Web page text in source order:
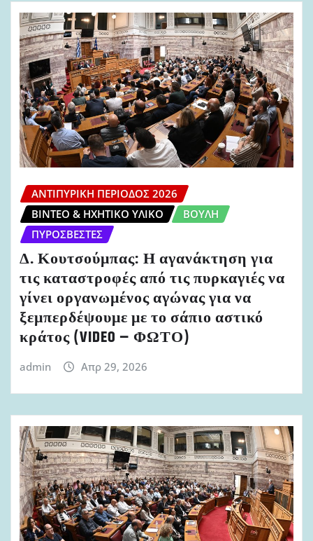
ΑΝΤΙΠΥΡΙΚΉ ΠΕΡΊΟΔΟΣ 2026
ΒΊΝΤΕΟ & ΗΧΗΤΙΚΌ ΥΛΙΚΌ
ΒΟΥΛΉ
ΠΥΡΟΣΒΈΣΤΕΣ
Δ. Κουτσούμπας: Η αγανάκτηση για
τις καταστροφές από τις πυρκαγιές να
γίνει οργανωμένος αγώνας για να
ξεμπερδέψουμε με το σάπιο αστικό
κράτος (VIDEO – ΦΩΤΟ)
admin Απρ 29, 2026